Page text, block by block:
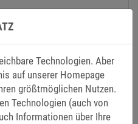
Technologien. Aber
auf unserer Homepage
größtmöglichen Nutzen.
Technologien (auch von
Informationen über Ihre